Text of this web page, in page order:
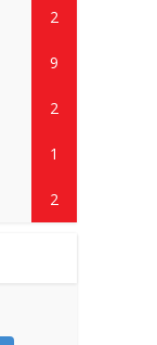
2
9
2
1
2